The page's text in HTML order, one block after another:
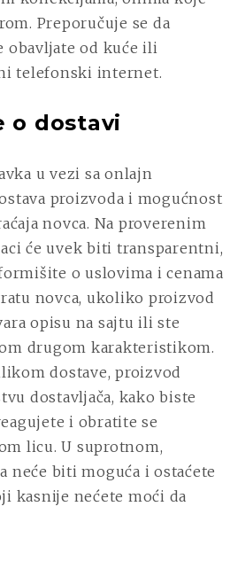
Preporučuje se da
obavljate od kuće ili
telefonski internet.
o dostavi
u vezi sa onlajn
proizvoda i mogućnost
novca. Na proverenim
će uvek biti transparentni,
o uslovima i cenama
novca, ukoliko proizvod
opisu na sajtu ili ste
drugom karakteristikom.
dostave, proizvod
dostavljača, kako biste
i obratite se
licu. U suprotnom,
neće biti moguća i ostaćete
kasnije nećete moći da